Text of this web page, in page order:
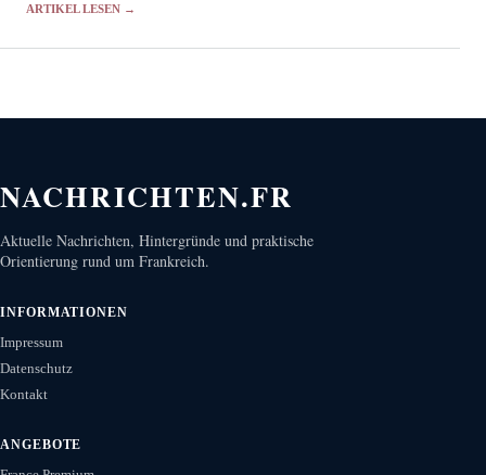
ARTIKEL LESEN →
NACHRICHTEN.FR
Aktuelle Nachrichten, Hintergründe und praktische
Orientierung rund um Frankreich.
INFORMATIONEN
Impressum
Datenschutz
Kontakt
ANGEBOTE